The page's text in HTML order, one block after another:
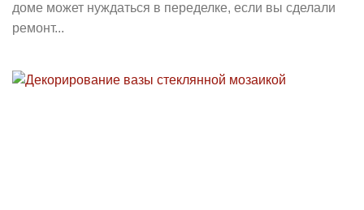
доме может нуждаться в переделке, если вы сделали
ремонт...